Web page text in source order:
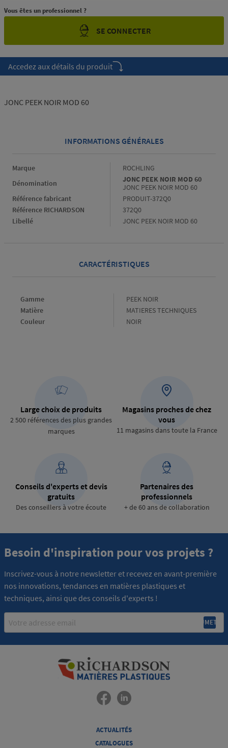
Vous êtes un professionnel ?
SE CONNECTER
Accedez aux détails du produit
JONC PEEK NOIR MOD 60
INFORMATIONS GÉNÉRALES
Informations générales
Marque
ROCHLING
Dénomination
JONC PEEK NOIR MOD 60
JONC PEEK NOIR MOD 60
Référence fabricant
PRODUIT-372Q0
Référence RICHARDSON
372Q0
Libellé
JONC PEEK NOIR MOD 60
CARACTÉRISTIQUES
Gamme Gamme
PEEK NOIR
Matière
Matière
MATIERES TECHNIQUES
Couleur
Couleur
NOIR
Large choix de produits
2 500 références des plus grandes
marques
Magasins proches de chez
vous
11 magasins dans toute la France
Conseils d'experts et devis
gratuits
Des conseillers à votre écoute
Partenaires des
professionnels
+ de 60 ans de collaboration
Besoin d'inspiration pour vos projets ?
Inscrivez-vous à notre newsletter et recevez en avant-première
nos innovations, tendances en matières plastiques et
techniques, ainsi que des conseils d'experts !
Email
ACTUALITÉS
CATALOGUES